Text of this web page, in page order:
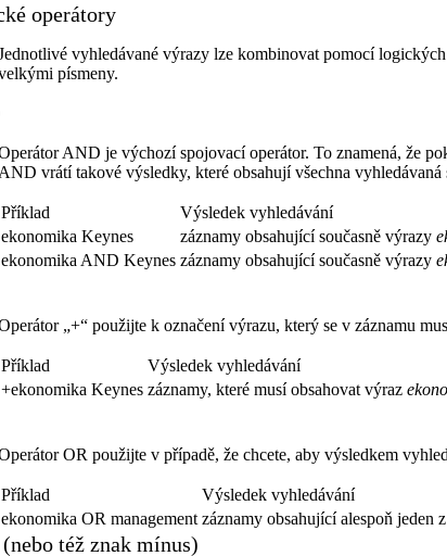
operátory
vyhledávané výrazy lze kombinovat pomocí
písmeny.
AND je výchozí spojovací operátor. To znamená, že
AND vrátí takové výsledky, které obsahují všechna vyhledávaná
Příklad
Výsledek vyhledávání
ekonomika Keynes
záznamy obsahující současně výrazy
ekonomika AND Keynes záznamy obsahující současně výrazy
„+“ použijte k označení výrazu, který se v záznamu
Příklad
Výsledek vyhledávání
+ekonomika Keynes záznamy, které musí obsahovat výraz
OR použijte v případě, že chcete, aby výsledkem
Příklad
Výsledek vyhledávání
ekonomika OR management záznamy obsahující alespoň jeden
též znak mínus)